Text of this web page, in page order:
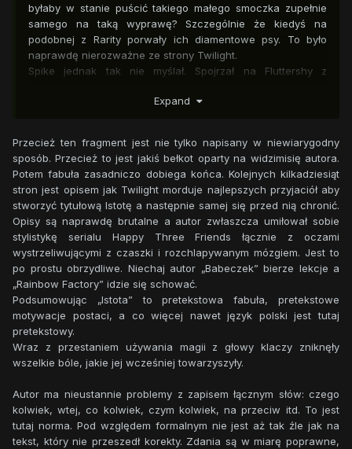
byłaby w stanie puścić takiego małego smoczka zupełnie
samego na taką wyprawę? Szczególnie że kiedyś na
podobnej z Rarity porwały ich diamentowe psy. To było
naprawdę nierozważne ze strony Twilight.
Spike jednak tak nie myślał. Spojrzał na Fluttershy z
- Tak! Zupełnie samego, bo wie, że umiem już o siebie
mógł sobie pozwolić.
Ta jednak nadal nie była pewna decyzji fioletowej klaczy.
- No nie wiem Spike - Zaczęła niepewnie - A... może...
chciałbyśchciłbyś abym poszła z tobą... tak... wiesz... dla
większego bezpieczeństwa? - Mówiąc to jej głos powoli
obniżał się tak, że na końcu był on prawie niesłyszalnym
szeptem.
- Czyyy... - Fluttershy zwiesiła głos - Spike, wiem że to
dziwnie zabrzmi, ale... - Wzięła głęboki oddech - Czy z
Twilight wszystko było dzisiaj w porządku? To znaczy, nie
zrozum mnie źle, ale ja po prostu... - Klacz zakłopotała się.
Chciała go o to zapytać inaczej, a jak zwykle wyszło... jak
wyszło.
- Nieważne... - Teraz już jej to nie obchodziło. Chciała uciec
stąd jak najszybciej. Poczuła jak się czerwieni.
Expand
Przecież ten fragment jest nie tylko napisany w niewiarygodny
sposób. Przecież to jest jakiś bełkot oparty na widzimisię autora.
Potem fabuła zasadniczo dobiega końca. Kolejnych kilkadziesiąt
stron jest opisem jak Twilight morduje najlepszych przyjaciół aby
stworzyć tytułową Istotę a następnie samej się przed nią chronić.
Opisy są naprawdę brutalne a autor zwłaszcza umiłował sobie
stylistykę serialu Happy Three Friends łącznie z oczami
wystrzeliwującymi z czaszki i rozchlapywanym mózgiem. Jest to
po prostu obrzydliwe. Niechaj autor „Babeczek” bierze lekcje a
„Rainbow Factory” idzie się schować.
Podsumowując „Istota” to pretekstowa fabuła, pretekstowe
motywacje postaci, a co więcej nawet język polski jest tutaj
pretekstowy.
Wraz z przestaniem używania magii z głowy klaczy zniknęły
wszelkie bóle, jakie jej wcześniej towarzyszyły.
Autor ma nieustannie problemy z zapisem łącznym słów: czego
kolwiek, wtej, co kolwiek, czym kolwiek, na przeciw itd. To jest
tutaj norma. Pod względem formalnym nie jest aż tak źle jak na
tekst, który nie przeszedł korekty. Zdania są w miarę poprawne,